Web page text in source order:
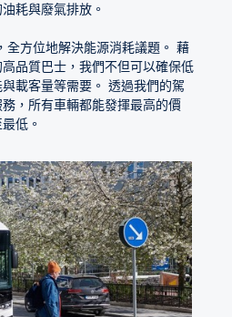
耗與廢氣排放。
全方位地解決能源消耗議題。 藉
品質巴士，我們不但可以確保低
載客量等需要。 透過我們的駕
，所有車輛都能發揮最高的價
低。